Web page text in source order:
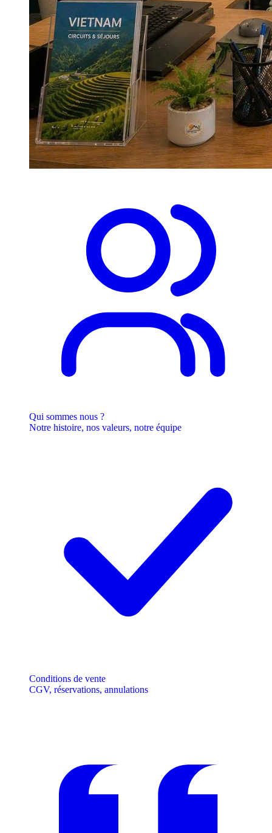
Qui sommes nous ?
Notre histoire, nos valeurs, notre équipe
Conditions de vente
CGV, réservations, annulations